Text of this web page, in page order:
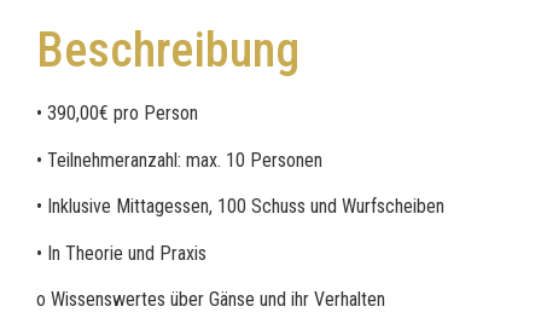
Beschreibung
• 390,00€ pro Person
• Teilnehmeranzahl: max. 10 Personen
• Inklusive Mittagessen, 100 Schuss und Wurfscheiben
• In Theorie und Praxis
o Wissenswertes über Gänse und ihr Verhalten